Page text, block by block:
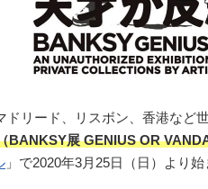
ドリード、リスボン、香港など
BANKSY展 GENIUS OR
」で2020年3月25日（日）より始